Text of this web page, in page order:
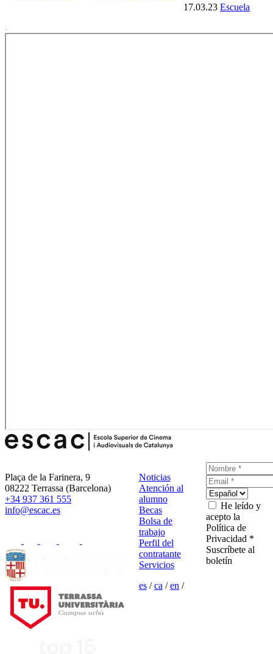
17.03.23 Escuela
Plaça de la Farinera, 9
08222 Terrassa (Barcelona)
+34 937 361 555
info@escac.es
Noticias
Atención al
alumno
Becas
Bolsa de
trabajo
Perfil del
contratante
Servicios
es/ca /en /
He leído y
acepto la
Política de
Privacidad *
Suscríbete al
boletín